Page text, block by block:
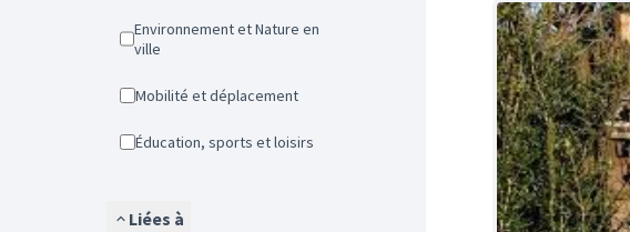
Environnement et Nature en
ville
Mobilité et déplacement
Éducation, sports et loisirs
Liées à